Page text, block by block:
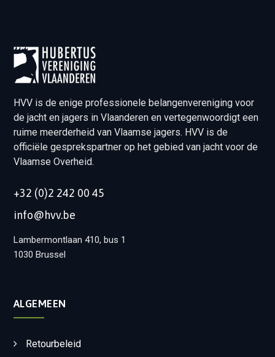
HVV is de enige professionele belangenvereniging voor
de jacht en jagers in Vlaanderen en vertegenwoordigt een
ruime meerderheid van Vlaamse jagers. HVV is de
officiële gesprekspartner op het gebied van jacht voor de
Vlaamse Overheid.
+32 (0)2 242 00 45
info@hvv.be
Lambermontlaan 410, bus 1
1030 Brussel
ALGEMEEN
Retourbeleid